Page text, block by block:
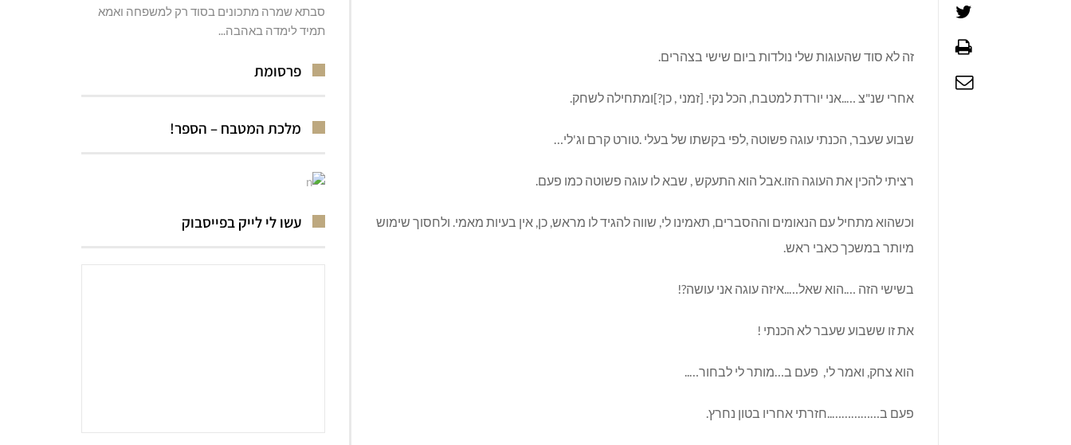
זה לא סוד שהעוגות שלי נולדות ביום שישי בצהרים.
אחרי שנ"צ …..אני יורדת למטבח, הכל נקי. [זמני , כן?]ומתחילה לשחק.
שבוע שעבר, הכנתי עוגה פשוטה ,לפי בקשתו של בעלי .טורט קרם וג'לי…
רציתי להכין את העוגה הזו.אבל הוא התעקש , שבא לו עוגה פשוטה כמו פעם.
וכשהוא מתחיל עם הנאומים וההסברים, תאמינו לי, שווה להגיד לו מראש, כן, אין בעיות מאמי. ולחסוך שימוש
מיותר במשכך כאבי ראש.
בשישי הזה ….הוא שאל…..איזה עוגה אני עושה?!
את זו ששבוע שעבר לא הכנתי !
הוא צחק, ואמר לי, פעם ב…מותר לי לבחור…..
פעם ב……………..חזרתי אחריו בטון נחרץ.
סבתא שמרה מתכונים בסוד רק למשפחה ואמא
תמיד לימדה באהבה...
פרסומת
מלכת המטבח – הספר!
עשו לי לייק בפייסבוק